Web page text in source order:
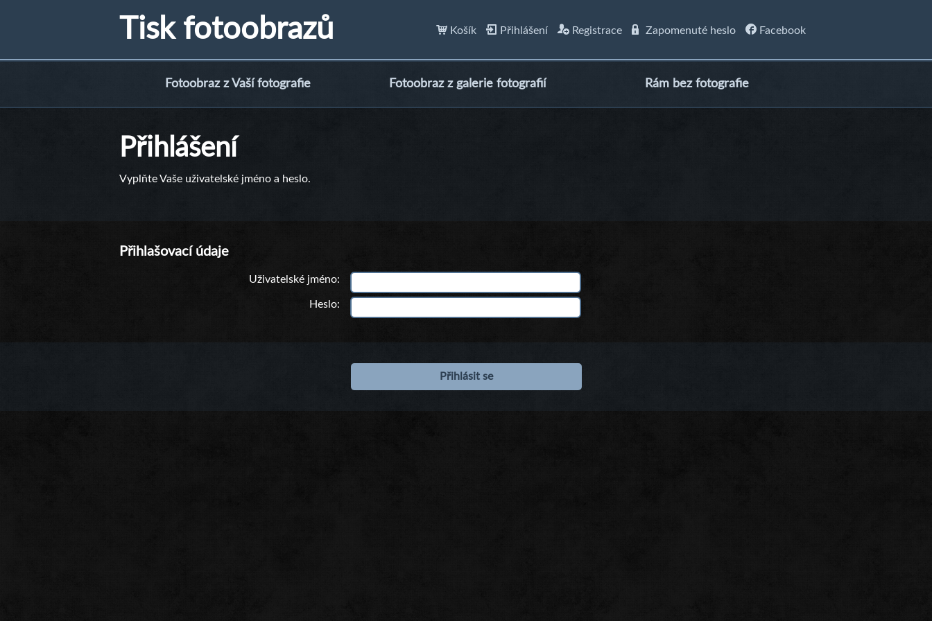
Tisk fotoobrazů Košík Přihlášení Registrace Zapomenuté heslo Facebook
Fotoobraz z Vaší fotografie Fotoobraz z galerie fotografií Rám bez fotografie
Přihlášení
Vyplňte Vaše uživatelské jméno a heslo.
Přihlašovací údaje
Uživatelské jméno
Heslo